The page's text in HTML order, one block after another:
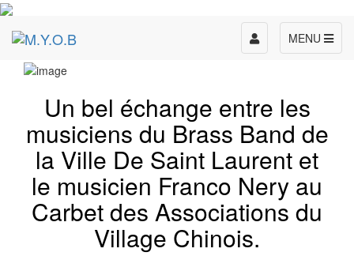
MENU
Toggle
navigation
Un bel échange entre les
musiciens du Brass Band de
la Ville De Saint Laurent et
le musicien Franco Nery au
Carbet des Associations du
Village Chinois.